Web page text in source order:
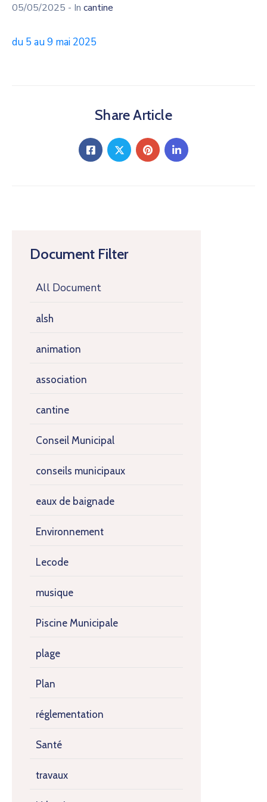
Document Filter
All Document
alsh
animation
association
cantine
Conseil Municipal
conseils municipaux
eaux de baignade
Environnement
Lecode
musique
Piscine Municipale
plage
Plan
réglementation
Santé
travaux
05/05/2025 - In cantine
du 5 au 9 mai 2025
Share Article